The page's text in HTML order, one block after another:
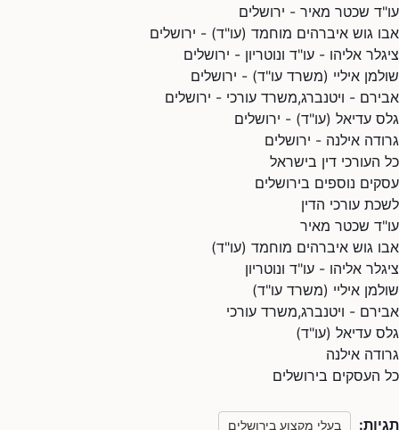
עו"ד שכטר מאיר - ירושלים
אבו גוש איברהים מוחמד (עו"ד) - ירושלים
ציגלר אליהו - עו"ד ונוטריון - ירושלים
שולמן איליי (משרד עו"ד) - ירושלים
אבירם - ויטנברג,משרד עורכי - ירושלים
גלס עדיאל (עו"ד) - ירושלים
גרודה אילנה - ירושלים
כל העורכי דין בישראל
עסקים נוספים בירושלים
לשכת עורכי הדין
עו"ד שכטר מאיר
אבו גוש איברהים מוחמד (עו"ד)
ציגלר אליהו - עו"ד ונוטריון
שולמן איליי (משרד עו"ד)
אבירם - ויטנברג,משרד עורכי
גלס עדיאל (עו"ד)
גרודה אילנה
כל העסקים בירושלים
תגיות: בעלי מקצוע בירושלים